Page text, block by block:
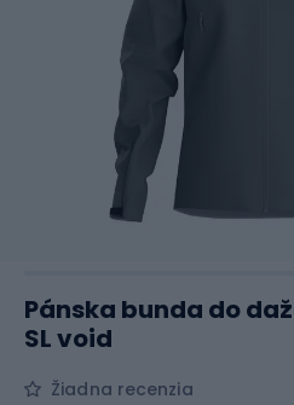
Pánska bunda do
SL void
Žiadna recenzia